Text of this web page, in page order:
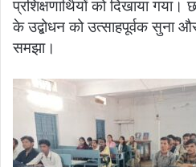
प्रशिक्षणार्थियों को दिखाया गया।
के उद्बोधन को उत्साहपूर्वक सुना
समझा।